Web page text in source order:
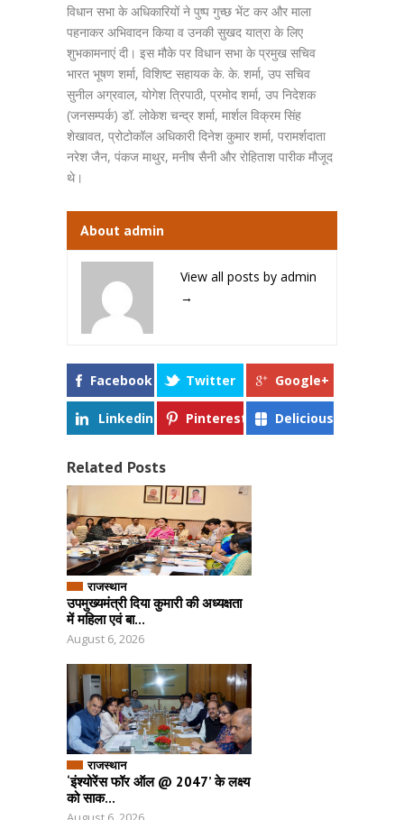
विधान सभा के अधिकारियों ने पुष्प गुच्छ भेंट कर और माला
पहनाकर अभिवादन किया व उनकी सुखद यात्रा के लिए
शुभकामनाएं दी। इस मौके पर विधान सभा के प्रमुख सचिव
भारत भूषण शर्मा, विशिष्ट सहायक के. के. शर्मा, उप सचिव
सुनील अग्रवाल, योगेश त्रिपाठी, प्रमोद शर्मा, उप निदेशक
(जनसम्पर्क) डॉ. लोकेश चन्द्र शर्मा, मार्शल विक्रम सिंह
शेखावत, प्रोटोकॉल अधिकारी दिनेश कुमार शर्मा, परामर्शदाता
नरेश जैन, पंकज माथुर, मनीष सैनी और रोहिताश पारीक मौजूद
थे।
About admin
View all posts by admin
→
Facebook Twitter Google+
Linkedin Pinterest Delicious
Related Posts
राजस्थान
उपमुख्यमंत्री दिया कुमारी की अध्यक्षता
में महिला एवं बा...
August 6, 2026
राजस्थान
‘इंश्योरेंस फॉर ऑल @ 2047’ के लक्ष्य
को साक...